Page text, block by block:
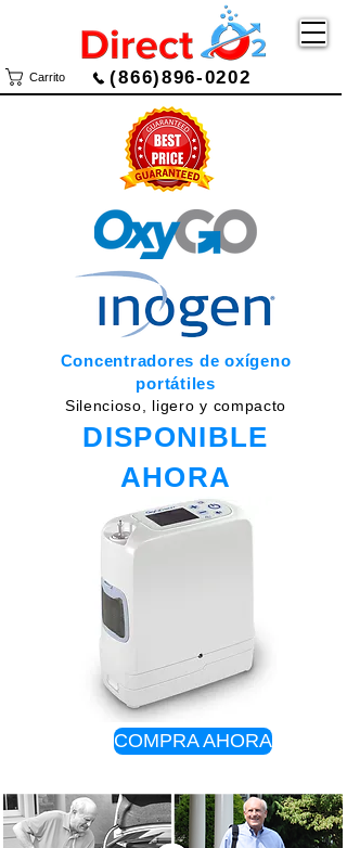
Carrito (866)896-0202
Concentradores de oxígeno
portátiles
Silencioso, ligero y compacto
DISPONIBLE
AHORA
COMPRA AHORA